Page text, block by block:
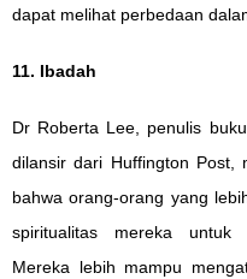
dapat melihat perbedaan
11. Ibadah
Dr Roberta Lee, penulis
dilansir dari Huffington Post,
bahwa orang-orang yang
spiritualitas mereka untuk
Mereka lebih mampu